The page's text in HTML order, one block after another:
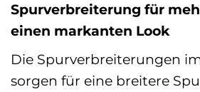
Spurverbreiterung für
einen markanten Look
Die Spurverbreiterungen
sorgen für eine breitere